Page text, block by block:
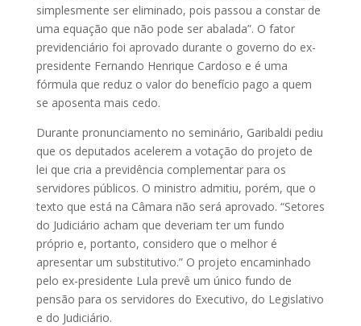
simplesmente ser eliminado, pois passou a constar de
uma equação que não pode ser abalada”. O fator
previdenciário foi aprovado durante o governo do ex-
presidente Fernando Henrique Cardoso e é uma
fórmula que reduz o valor do benefício pago a quem
se aposenta mais cedo.
Durante pronunciamento no seminário, Garibaldi pediu
que os deputados acelerem a votação do projeto de
lei que cria a previdência complementar para os
servidores públicos. O ministro admitiu, porém, que o
texto que está na Câmara não será aprovado. “Setores
do Judiciário acham que deveriam ter um fundo
próprio e, portanto, considero que o melhor é
apresentar um substitutivo.” O projeto encaminhado
pelo ex-presidente Lula prevê um único fundo de
pensão para os servidores do Executivo, do Legislativo
e do Judiciário.